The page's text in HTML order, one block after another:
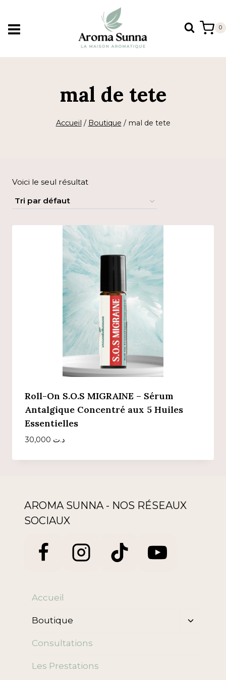
contenu
0
mal de tete
Accueil / Boutique / mal de tete
Voici le seul résultat
Roll-On S.O.S MIGRAINE – Sérum
Antalgique Concentré aux 5 Huiles
Essentielles
د.ت
AROMA SUNNA - NOS RÉSEAUX
SOCIAUX
Accueil
Boutique
Ouvrir/
Consultations
Les Prestations